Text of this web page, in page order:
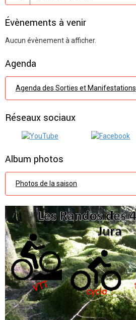
Évènements à venir
Aucun évènement à afficher.
Agenda
Agenda des Sorties et Manifestations
Réseaux sociaux
Album photos
Photos de la saison